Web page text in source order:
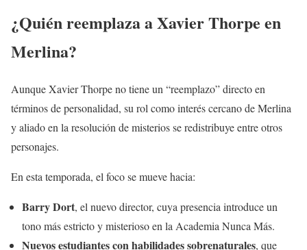
¿Quién reemplaza a Xavier Thorpe en
Merlina?
Aunque Xavier Thorpe no tiene un “reemplazo” directo en
términos de personalidad, su rol como interés cercano de Merlina
y aliado en la resolución de misterios se redistribuye entre otros
personajes.
En esta temporada, el foco se mueve hacia:
Barry Dort, el nuevo director, cuya presencia introduce un
tono más estricto y misterioso en la Academia Nunca Más.
Nuevos estudiantes con habilidades sobrenaturales, que